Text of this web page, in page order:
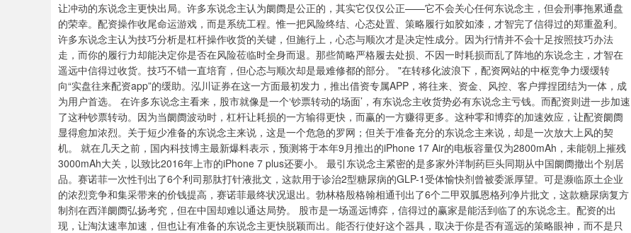
让冲动的东说念主更快出局。许多东说念主认为阛阓是公正的，其实它仅仅公正——它不会关心任何东说念主，但会刑事拖累通盘
的荣幸。配资操作收尾命运游戏，而是系统工程。惟一把风险终结、心态处置、策略履行如胶如漆，才智完了信得过的郑重盈利。
许多东说念主认为技巧分析是杠杆操作收货的关键，但施行上，心态与顺次才是决定性成分。因为行情并不会十足按照技巧办法
走，而你的履行力却能决定你是否在风险莅临时全身而退。那些简略严格履去处损、不因一时耗损而乱了阵地的东说念主，才智在
遥远中信得过收货。技巧不错一直培育，但心态与顺次却是最难修都的部分。 "在转移化波浪下，配资网站的中枢竞争力缓缓转
向“实盘往来配资app”的缓助。泓川证券在这一方面最初发力，推出借资专属APP，将往来、资金、风控、客户撑捏团结为一体，成
为用户首选。 在许多东说念主看来，股市就像是一个‘钞票转动的场面’，有东说念主收货势必有东说念主亏钱。而配资则进一步加速
了这种钞票转动。因为当阛阓波动时，杠杆让耗损的一方输得更快，而赢的一方赚得更多。这种零和博弈的加速效应，让配资阛阓
显得愈加浓烈。关于短少准备的东说念主来说，这是一个危急的罗网；但关于准备充分的东说念主来说，却是一次放大上风的契
机。 就在几天之前，国内科技博主最新爆料表示，预测将于本年9月推出的iPhone 17 Air的电板容量仅为2800mAh，未能朝上摧残
3000mAh大关，以致比2016年上市的iPhone 7 plus还要小。 最引东说念主紧密的是多家外洋制药巨头同期从中国阛阓撤出个别居
品。赛诺菲一次性刊出了6个利司那肽打针液批文，这款用于诊治2型糖尿病的GLP-1受体愉快剂曾被委派厚望。可是濒临原土企业
的浓烈竞争和集采带来的价钱提高，赛诺菲最终状况退出。勃林格殷格翰相通刊出了6个二甲双胍恩格列净片批文，这款糖尿病复方
制剂在西洋阛阓弘扬考究，但在中国却难以通达局势。 股市是一场遥远博弈，信得过的赢家是能活到临了的东说念主。配资的出
现，让淘汰速率加速，但也让有准备的东说念主更快脱颖而出。能否行使好这个器具，取决于你是否有遥远的策略眼神，而不是只